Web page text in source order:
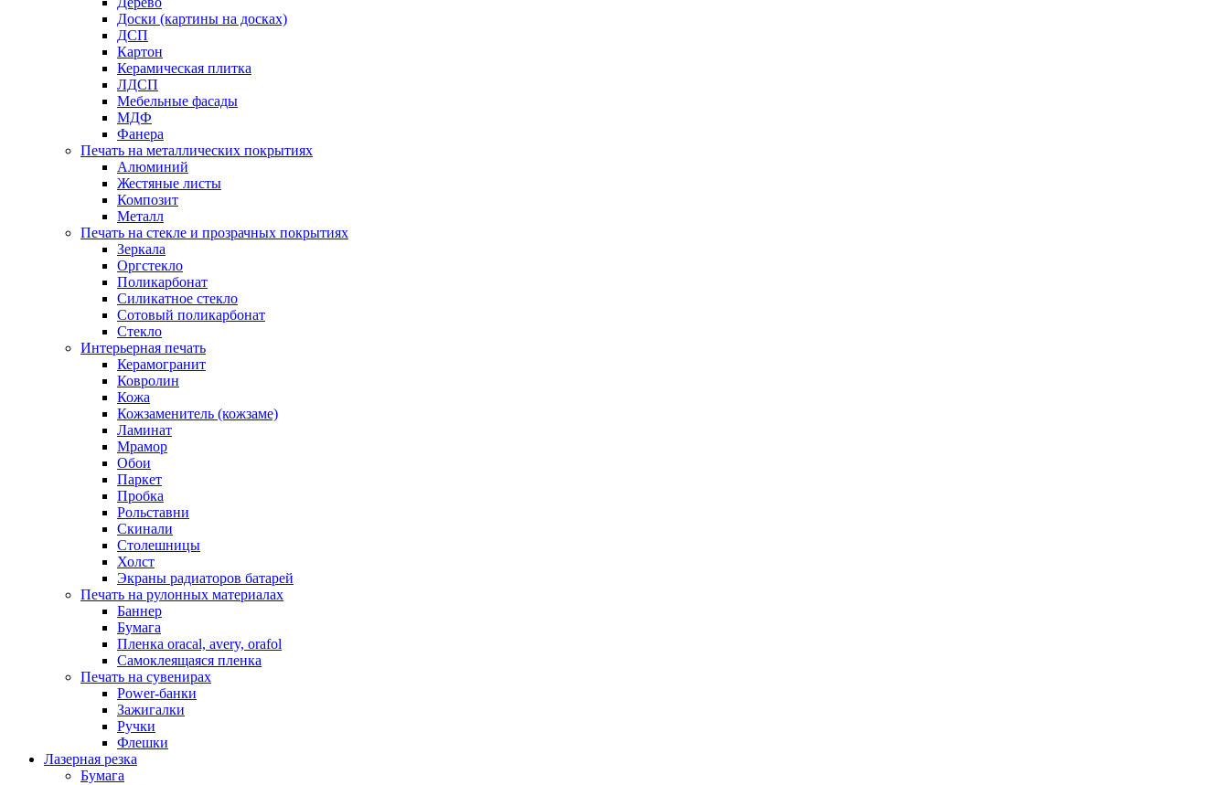
Доски (картины на досках)
ДСП
Картон
Керамическая плитка
ЛДСП
Мебельные фасады
МДФ
Фанера
Печать на металлических покрытиях
Алюминий
Жестяные листы
Композит
Металл
Печать на стекле и прозрачных покрытиях
Зеркала
Оргстекло
Поликарбонат
Силикатное стекло
Сотовый поликарбонат
Стекло
Интерьерная печать
Керамогранит
Ковролин
Кожа
Кожзаменитель (кожзаме)
Ламинат
Мрамор
Обои
Паркет
Пробка
Рольставни
Скинали
Столешницы
Холст
Экраны радиаторов батарей
Печать на рулонных материалах
Баннер
Бумага
Пленка oracal, avery, orafol
Самоклеящаяся пленка
Печать на сувенирах
Power-банки
Зажигалки
Ручки
Флешки
Лазерная резка
Бумага